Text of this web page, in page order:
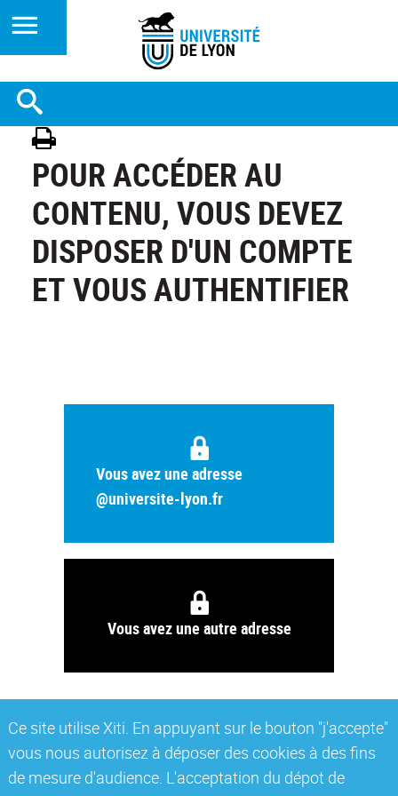
Ce site utilise Xiti. En appuyant sur le bouton "j'accepte"
vous nous autorisez à déposer des cookies à des fins
de mesure d'audience. L'acceptation du dépot de
POUR ACCÉDER AU
CONTENU, VOUS DEVEZ
DISPOSER D'UN COMPTE
ET VOUS AUTHENTIFIER
Vous avez une adresse
@universite-lyon.fr
Vous avez une autre adresse